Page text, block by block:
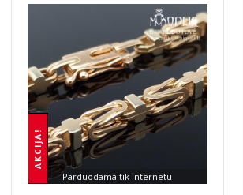
Parduodama tik internetu
AKCIJA!